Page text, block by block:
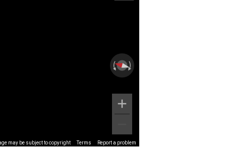
may be subject to copyright Terms Report a problem